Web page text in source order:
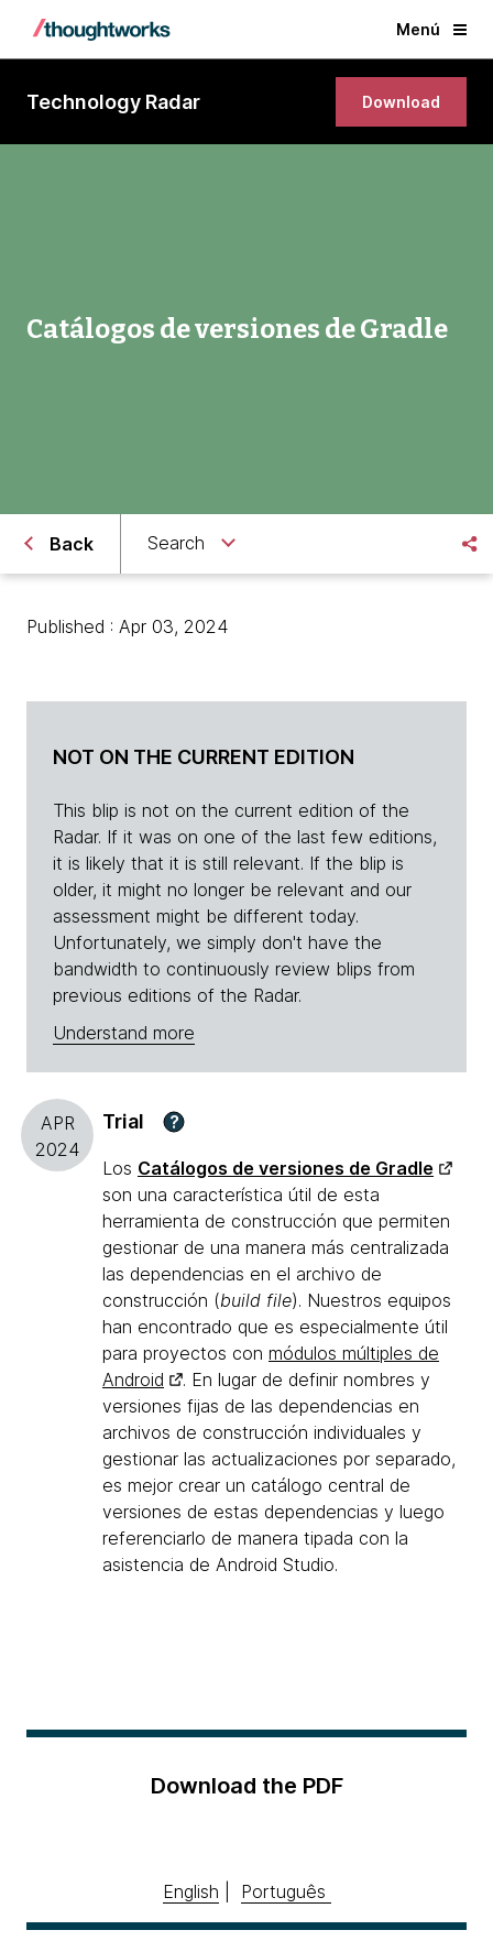
Menú
Technology Radar Download
Catálogos de versiones de Gradle
Back Search
Published : Apr 03, 2024
NOT ON THE CURRENT EDITION
This blip is not on the current edition of the
Radar. If it was on one of the last few editions,
it is likely that it is still relevant. If the blip is
older, it might no longer be relevant and our
assessment might be different today.
Unfortunately, we simply don't have the
bandwidth to continuously review blips from
previous editions of the Radar.
Understand more
APR
2024
Trial ?
Los Catálogos de versiones de Gradle
son una característica útil de esta
herramienta de construcción que permiten
gestionar de una manera más centralizada
las dependencias en el archivo de
construcción (build file). Nuestros equipos
han encontrado que es especialmente útil
para proyectos con módulos múltiples de
Android
. En lugar de definir nombres y
versiones fijas de las dependencias en
archivos de construcción individuales y
gestionar las actualizaciones por separado,
es mejor crear un catálogo central de
versiones de estas dependencias y luego
referenciarlo de manera tipada con la
asistencia de Android Studio.
Download the PDF
English Português